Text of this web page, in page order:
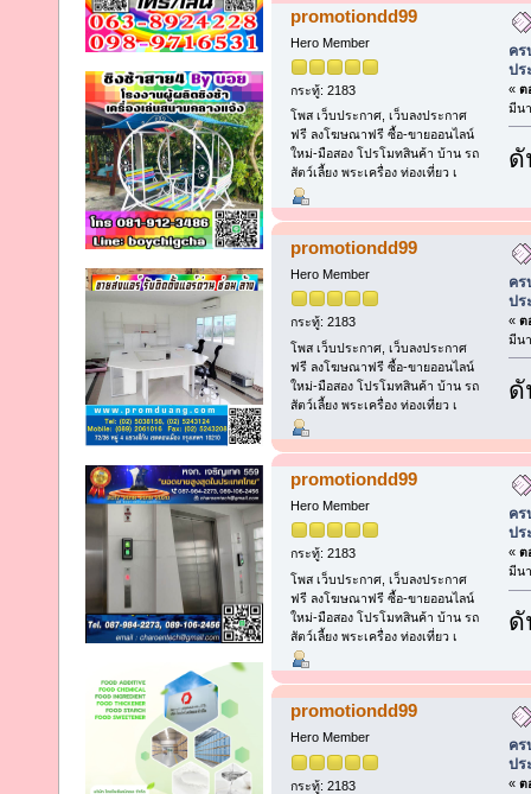
promotiondd99
Hero Member
กระทู้: 2183
โพส เว็บประกาศ, เว็บลงประกาศ
ฟรี ลงโฆษณาฟรี ซื้อ-ขายออนไลน์
ใหม่-มือสอง โปรโมทสินค้า บ้าน รถ
สัตว์เลี้ยง พระเครื่อง ท่องเที่ยว เ
คร
ปร
« ต
มีน
ดั
promotiondd99
Hero Member
กระทู้: 2183
โพส เว็บประกาศ, เว็บลงประกาศ
ฟรี ลงโฆษณาฟรี ซื้อ-ขายออนไลน์
ใหม่-มือสอง โปรโมทสินค้า บ้าน รถ
สัตว์เลี้ยง พระเครื่อง ท่องเที่ยว เ
คร
ปร
« ต
มีน
ดั
promotiondd99
Hero Member
กระทู้: 2183
โพส เว็บประกาศ, เว็บลงประกาศ
ฟรี ลงโฆษณาฟรี ซื้อ-ขายออนไลน์
ใหม่-มือสอง โปรโมทสินค้า บ้าน รถ
สัตว์เลี้ยง พระเครื่อง ท่องเที่ยว เ
คร
ปร
« ต
มีน
ดั
promotiondd99
Hero Member
กระทู้: 2183
คร
ปร
« ต